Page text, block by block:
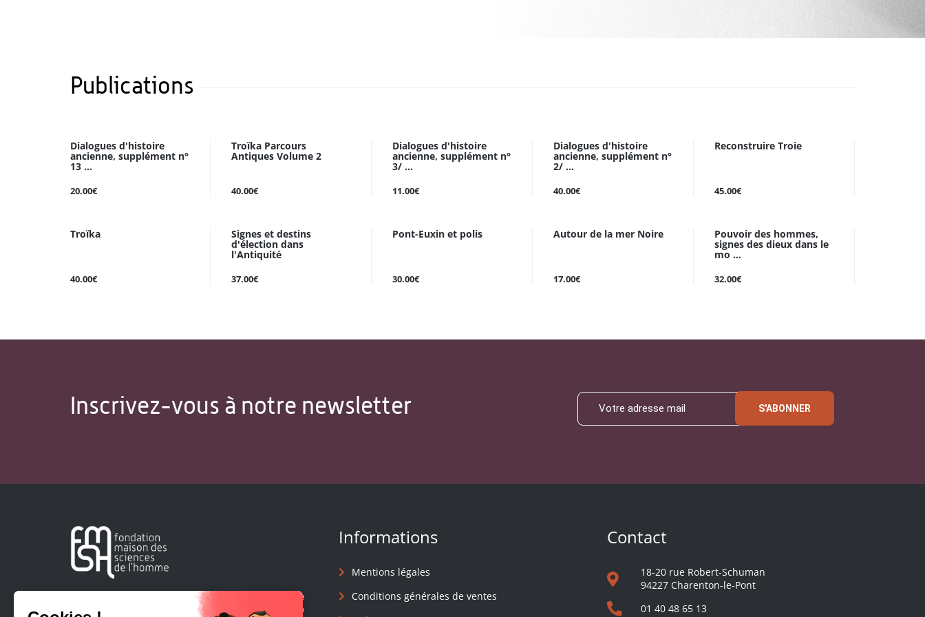
Publications
Dialogues d'histoire
ancienne, supplément n°
13 ...
20.00€
Troïka Parcours
Antiques Volume 2
40.00€
Dialogues d'histoire
ancienne, supplément n°
3/ ...
11.00€
Dialogues d'histoire
ancienne, supplément n°
2/ ...
40.00€
Reconstruire Troie
45.00€
Troïka
40.00€
Signes et destins
d'élection dans
l'Antiquité
37.00€
Pont-Euxin et polis
30.00€
Autour de la mer Noire
17.00€
Pouvoir des hommes,
signes des dieux dans le
mo ...
32.00€
Inscrivez-vous à notre newsletter S'ABONNER
Créée en 1963, la Fondation Maison Sciences de l'Homme
soutient la recherche et la diffusion des connaissances en
Informations
Mentions légales
Conditions générales de ventes
Contact
18-20 rue Robert-Schuman
94227 Charenton-le-Pont
01 40 48 65 13